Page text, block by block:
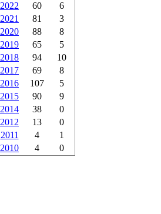
2022
60
6
2021
81
3
2020
88
8
2019
65
5
2018
94
10
2017
69
8
2016
107
5
2015
90
9
2014
38
0
2012
13
0
2011
4
1
2010
4 0